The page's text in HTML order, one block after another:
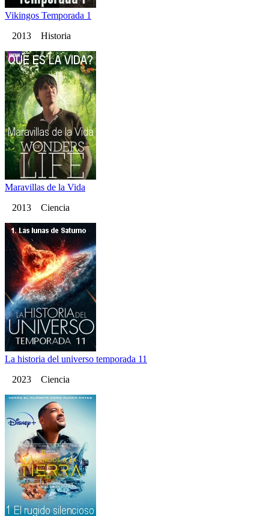
Vikingos Temporada 1
2013 Historia
Maravillas de la Vida
2013 Ciencia
La historia del universo temporada 11
2023 Ciencia